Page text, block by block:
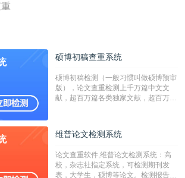
硕博初稿查重系统
硕博初稿检测（一般习惯叫做硕博预审
版），论文查重检测上千万篇中文文
献，超百万篇各类独家文献，超百万港
校用来检测硕博论文的系统，检测范围
广，数据来源真实，检测算法合理!本
字符数30万）
维普论文检测系统
论文查重软件,维普论文检测系统：高
校，杂志社指定系统，可检测期刊发
表，大学生，硕博等论文。检测报告支